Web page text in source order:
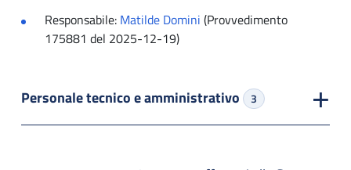
Responsabile: Matilde Domini (Provvedimento
175881 del 2025-12-19)
Personale tecnico e amministrativo 3